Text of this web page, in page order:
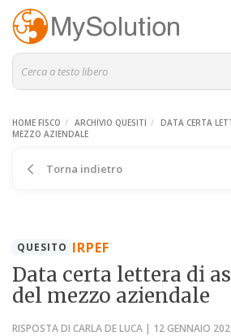
HOME FISCO ARCHIVIO QUESITI
DATA CERTA
MEZZO AZIENDALE
Torna indietro
QUESITO IRPEF
Data certa lettera di
del mezzo aziendale
RISPOSTA DI CARLA DE LUCA | 12 GENNAIO